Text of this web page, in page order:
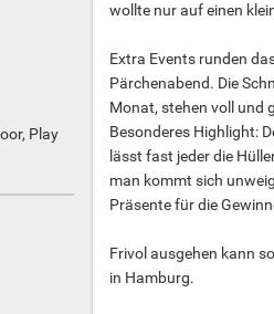
Play
wollte nur auf einen
Extra Events runden
Pärchenabend. Die
Monat, stehen voll und
Besonderes Highlight:
lässt fast jeder die
man kommt sich
Präsente für die
Frivol ausgehen kann
in Hamburg.